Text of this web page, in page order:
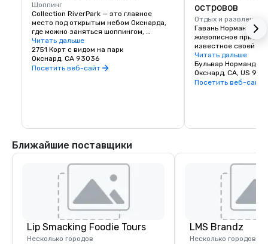
Шоппинг
Collection RiverPark — это главное
место под открытым небом Окснарда,
где можно заняться шоппингом,
ресторанами и развлечениями.
Читать дальше
2751 Корт с видом на парк
Окснард, CA 93036
Посетить веб-сайт
островов
Отдых и
Гавань
живописное
известное своей
прогулками на
набережной и
национальному
острова.
Читать дальше
Окснард, CA, US
Посетить веб-сайт
Ближайшие поставщики
Lip Smacking Foodie Tours
Несколько городов
LMS Brandz
Несколько городов